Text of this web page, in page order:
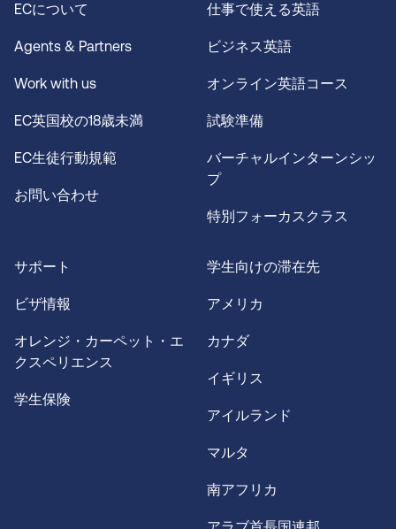
ECについて
Agents & Partners
Work with us
EC英国校の18歳未満
EC生徒行動規範
お問い合わせ
仕事で使える英語
ビジネス英語
オンライン英語コース
試験準備
バーチャルインターンシッ
プ
特別フォーカスクラス
サポート
ビザ情報
オレンジ・カーペット・エ
クスペリエンス
学生保険
学生向けの滞在先
アメリカ
カナダ
イギリス
アイルランド
マルタ
南アフリカ